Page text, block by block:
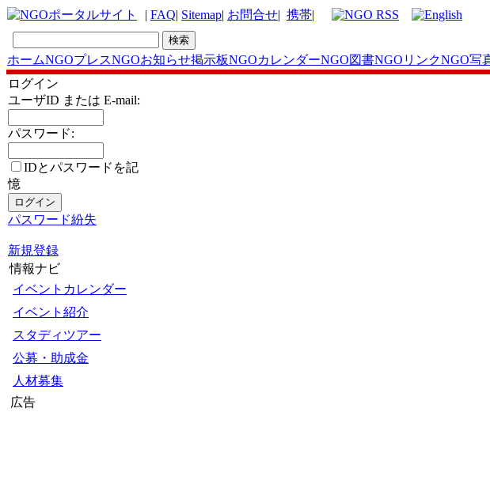
| FAQ| Sitemap| お問合せ| 携帯|
ホームNGOプレスNGOお知らせ掲示板NGOカレンダーNGO図書NGOリンクNGO写
ログイン
ユーザID または E-mail:
パスワード:
IDとパスワードを記
憶
パスワード紛失
新規登録
情報ナビ
イベントカレンダー
イベント紹介
スタディツアー
公募・助成金
人材募集
広告